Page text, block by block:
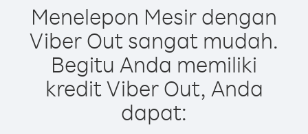
Menelepon Mesir dengan
Viber Out sangat mudah.
Begitu Anda memiliki
kredit Viber Out, Anda
dapat: